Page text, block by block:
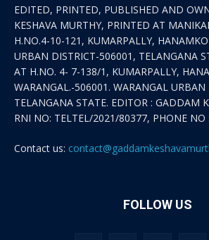
EDITED, PRINTED, PUBLISHED AND
KESHAVA MURTHY, PRINTED AT
H.NO.4-10-121, KUMARPALLY,
URBAN DISTRICT-506001, TELANGANA
AT H.NO. 4- 7-138/1, KUMARPALLY,
WARANGAL.-506001. WARANGAL URBAN
TELANGANA STATE. EDITOR : GADDAM
RNI NO: TELTEL/2021/80377, PHONE NO
Contact us:
FOLLOW US